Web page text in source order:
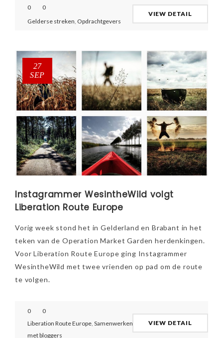
0
0
Gelderse streken Opdrachtgevers
VIEW DETAIL
27
SEP
Instagrammer WesintheWild volgt
Liberation Route Europe
Vorig week stond het in Gelderland en Brabant in het
teken van de Operation Market Garden herdenkingen.
Voor Liberation Route Europe ging Instagrammer
WesintheWild met twee vrienden op pad om de route
te volgen.
0
0
Liberation Route Europe, Samenwerken
met bloggers
VIEW DETAIL